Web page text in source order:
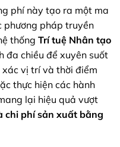
phí này tạo ra một ma
phương pháp truyền
thống Trí tuệ Nhân tạo
đa chiều để xuyên suốt
vị trí và thời điểm
thực hiện các hành
lại hiệu quả vượt
chi phí sản xuất bằng